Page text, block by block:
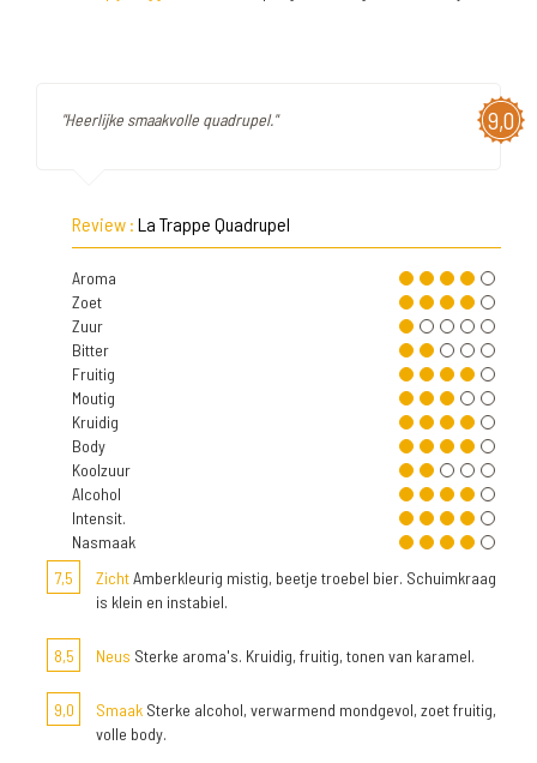
9,0
"Heerlijke smaakvolle quadrupel."
Review : La Trappe Quadrupel
Aroma
Zoet
Zuur
Bitter
Fruitig
Moutig
Kruidig
Body
Koolzuur
Alcohol
Intensit.
Nasmaak
7,5
ZichtAmberkleurig mistig, beetje troebel bier. Schuimkraag
is klein en instabiel.
8,5 Neus Sterke aroma's. Kruidig, fruitig, tonen van karamel.
9,0 Smaak Sterke alcohol, verwarmend mondgevol, zoet fruitig,
volle body.